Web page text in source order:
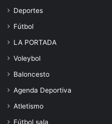
Deportes
Fútbol
LA PORTADA
Voleybol
Baloncesto
Agenda Deportiva
Atletismo
Fútbol sala